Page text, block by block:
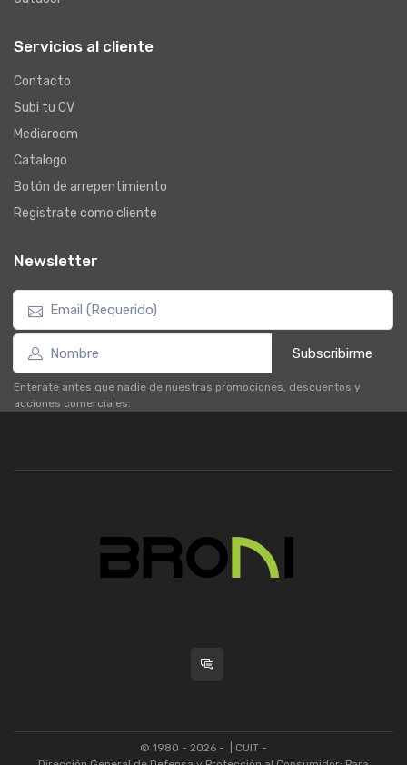
Servicios al cliente
Contacto
Subi tu CV
Mediaroom
Catalogo
Botón de arrepentimiento
Registrate como cliente
Newsletter
Subscribirme
Enterate antes que nadie de nuestras promociones, descuentos y
acciones comerciales.
© 1980 - 2026 -
| CUIT -